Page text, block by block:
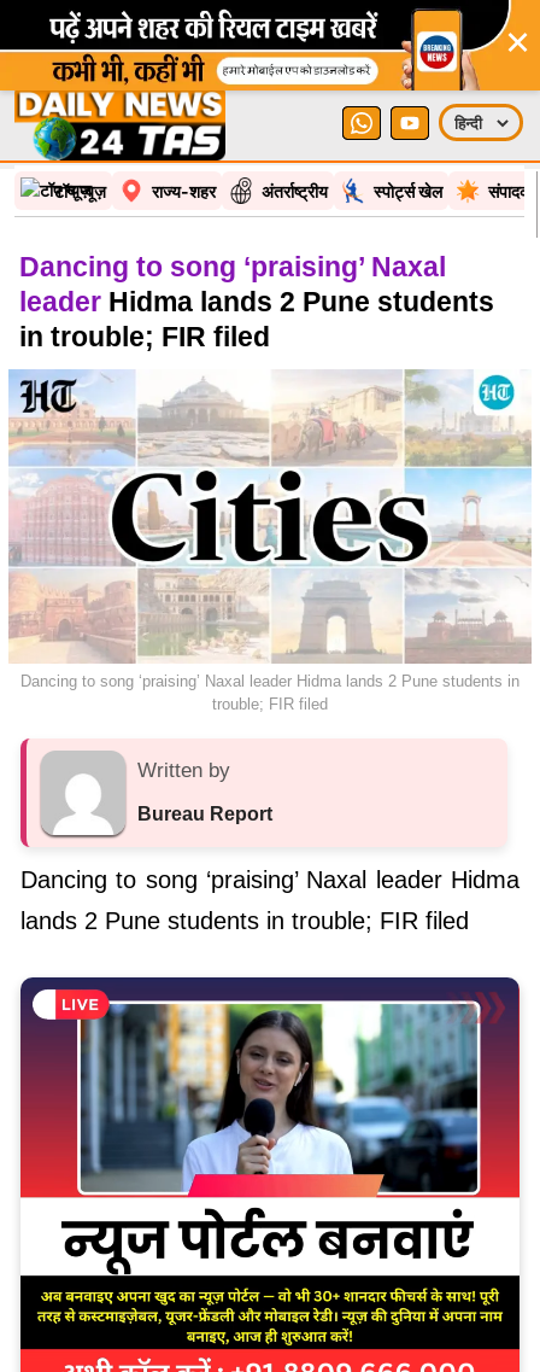
×
टॉप न्यूज़ राज्य-शहर अंतर्राष्ट्रीय स्पोर्ट्स खेल
Dancing to song ‘praising’ Naxal
leader Hidma lands 2 Pune students
in trouble; FIR filed
Dancing to song ‘praising’ Naxal leader Hidma lands 2 Pune students in
trouble; FIR filed
Written by
Bureau Report
Dancing to song ‘praising’ Naxal leader Hidma
lands 2 Pune students in trouble; FIR filed